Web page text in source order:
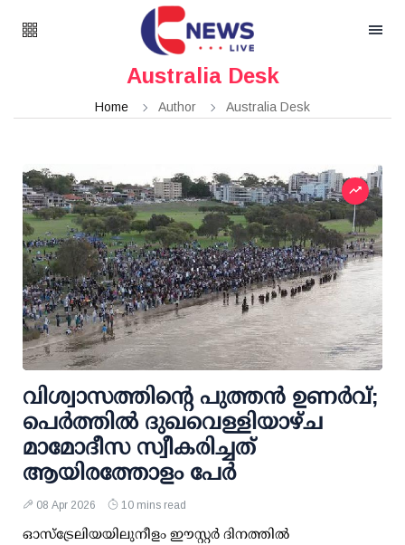
Australia Desk
Home Author Australia Desk
വിശ്വാസത്തിന്റെ പുത്തൻ ഉണർവ്;
പെർത്തിൽ ദുഖവെള്ളിയാഴ്ച
മാമോദീസ സ്വീകരിച്ചത്
ആയിരത്തോളം പേർ
08 Apr 2026 10 mins read
ഓസ്ട്രേലിയയി‌ലു‌നീളം ഈസ്റ്റർ ദിനത്തിൽ